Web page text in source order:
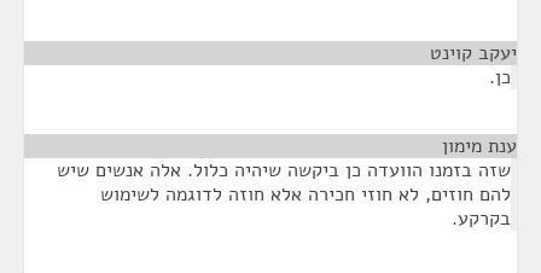
יעקב קוינט
כן.
ענת מימון
שזה בזמנו הוועדה כן ביקשה שיהיה כלול. אלה אנשים שיש
להם חוזים, לא חוזי חכירה אלא חוזה לדוגמה לשימוש
בקרקע.